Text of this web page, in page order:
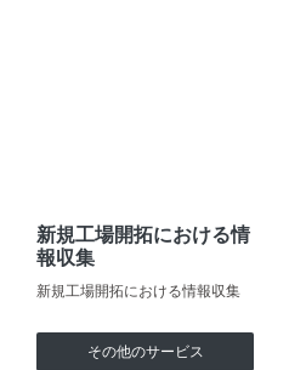
新規工場開拓における情
報収集
新規工場開拓における情報収集
その他のサービス